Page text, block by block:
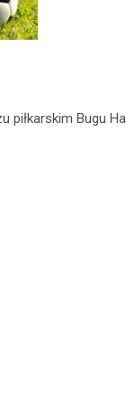
piłkarskim Bugu